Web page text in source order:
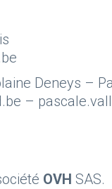
Deneys –
–
OVH SAS.